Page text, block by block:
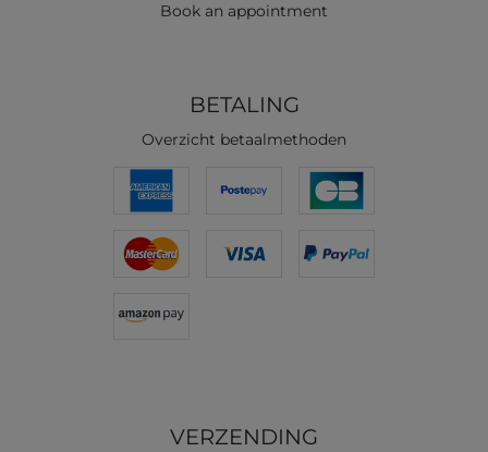
Book an appointment
BETALING
Overzicht betaalmethoden
VERZENDING